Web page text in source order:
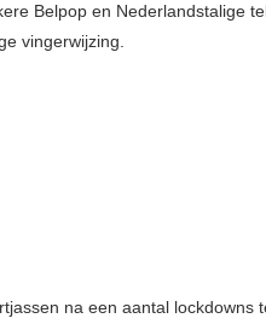
Belpop en Nederlandstalige
vingerwijzing.
na een aantal lockdowns